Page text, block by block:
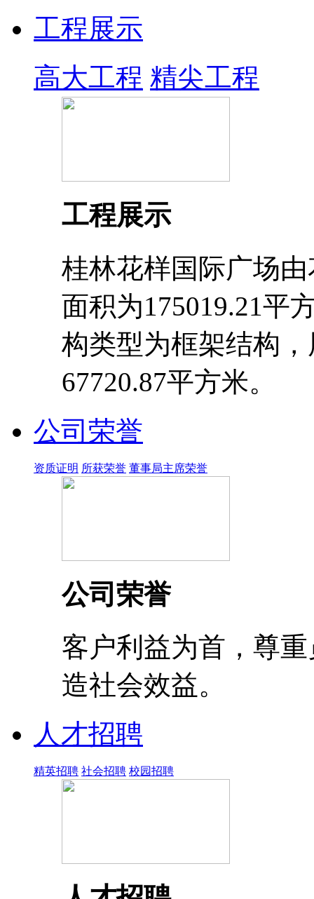
工程展示
高大工程 精尖工程
工程展示
桂林花样国际广场
面积为175019.21平
构类型为框架结构
67720.87平方米。
公司荣誉
资质证明 所获荣誉 董事局主席荣誉
公司荣誉
客户利益为首，尊
造社会效益。
人才招聘
精英招聘 社会招聘 校园招聘